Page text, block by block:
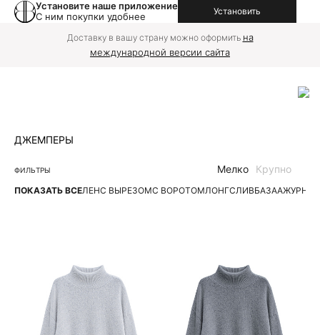
Установите наше приложение
С ним покупки удобнее
Установить
Доставку в вашу страну можно оформить на
международной версии сайта
ДЖЕМПЕРЫ
ФИЛЬТРЫ
ПОКАЗАТЬ ВСЕЛЕНС ВЫРЕЗОМС ВОРОТОМЛОНГСЛИВБАЗААЖУРНЫЕ
Мелко Крупно